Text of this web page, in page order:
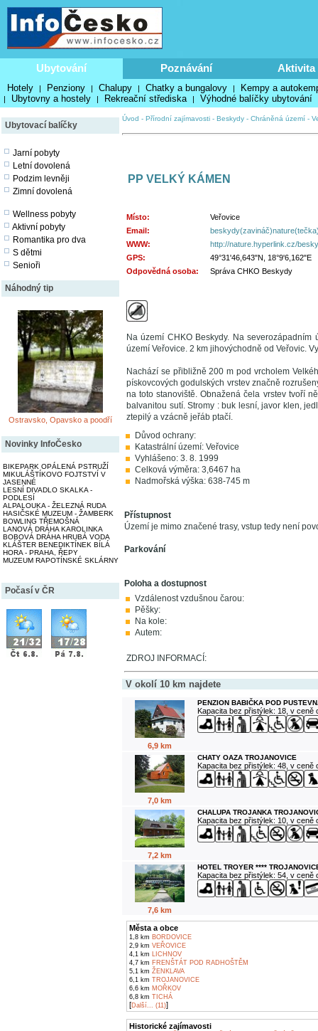
Ubytování Poznávání Aktivita
Hotely | Penziony | Chalupy | Chatky a bungalovy | Kempy a
| Ubytovny a hostely | Rekreační střediska | Výhodné balíčky ubytování
Ubytovací balíčky
Jarní pobyty
Letní dovolená
Podzim levněji
Zimní dovolená
Wellness pobyty
Aktivní pobyty
Romantika pro dva
S dětmi
Senioři
Náhodný tip
Ostravsko, Opavsko a poodří
Novinky InfoČesko
BIKEPARK OPÁLENÁ PSTRUŽÍ
MIKULÁŠTÍKOVO FOJTSTVÍ V
JASENNÉ
LESNÍ DIVADLO SKALKA -
PODLESÍ
ALPALOUKA - ŽELEZNÁ RUDA
HASIČSKÉ MUZEUM - ŽAMBERK
BOWLING TŘEMOŠNÁ
LANOVÁ DRÁHA KAROLINKA
BOBOVÁ DRÁHA HRUBÁ VODA
KLÁŠTER BENEDIKTÍNEK BÍLÁ
HORA - PRAHA, ŘEPY
MUZEUM RAPOTÍNSKÉ SKLÁRNY
Počasí v ČR
Úvod - Přírodní zajímavosti - Beskydy - Chráněná území -
PP VELKÝ KÁMEN
Místo:
Veřovice
Email:
WWW:
http://nature.hyperlink.cz/
GPS:
49°31'46,643"N, 18°9'6,162"E
Odpovědná osoba:
Správa CHKO Beskydy
Na území CHKO Beskydy. Na
území Veřovice. 2 km jihovýchodně od Veřovic.
Nachází se přibližně 200 m pod vrcholem
pískovcových godulských vrstev značně
na toto stanoviště. Obnažená čela vrstev tvoří
balvanitou sutí. Stromy : buk lesní, javor klen,
ztepilý a vzácně jeřáb ptačí.
Důvod ochrany:
Katastrální území: Veřovice
Vyhlášeno: 3. 8. 1999
Celková výměra: 3,6467 ha
Nadmořská výška: 638-745 m
Přístupnost
Území je mimo značené trasy, vstup tedy není
Parkování
Poloha a dostupnost
Vzdálenost vzdušnou čarou:
Pěšky:
Na kole:
Autem:
ZDROJ INFORMACÍ:
V okolí 10 km najdete
6,9 km
PENZION BABIČKA POD
Kapacita bez přistýlek: 18, v ceně
7,0 km
CHATY OAZA TROJANOVICE
Kapacita bez přistýlek: 48, v ceně
7,2 km
CHALUPA TROJANKA
Kapacita bez přistýlek: 10, v ceně
7,6 km
HOTEL TROYER ****
Kapacita bez přistýlek: 54, v ceně
Města a obce
1,8 km BORDOVICE
2,9 km VEŘOVICE
4,1 km LICHNOV
4,7 km FRENŠTÁT POD RADHOŠTĚM
5,1 km ŽENKLAVA
6,1 km TROJANOVICE
6,6 km MOŘKOV
6,8 km TICHÁ
[Další... (11)]
Historické zajímavosti